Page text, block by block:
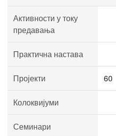
Активности у току
предавања
Практична настава
Пројекти 60
Колоквијуми
Семинари